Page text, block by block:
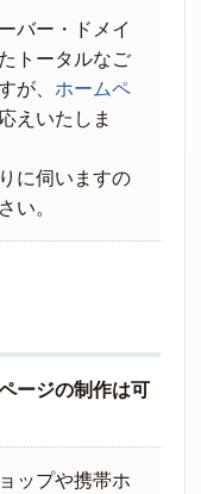
バー・ドメイ
トータルなご
が、 ホームペ
えいたしま
に伺いますの
い。
ージの制作は可
ップや携帯ホ